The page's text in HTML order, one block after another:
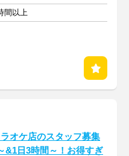
間以上
ラオケ店のスタッフ募集
&1日3時間～！お得すぎ